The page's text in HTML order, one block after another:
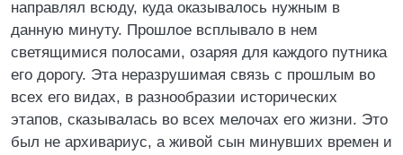
направлял всюду, куда оказывалось нужным в
данную минуту. Прошлое всплывало в нем
светящимися полосами, озаряя для каждого путника
его дорогу. Эта неразрушимая связь с прошлым во
всех его видах, в разнообразии исторических
этапов, сказывалась во всех мелочах его жизни. Это
был не архивариус, а живой сын минувших времен и